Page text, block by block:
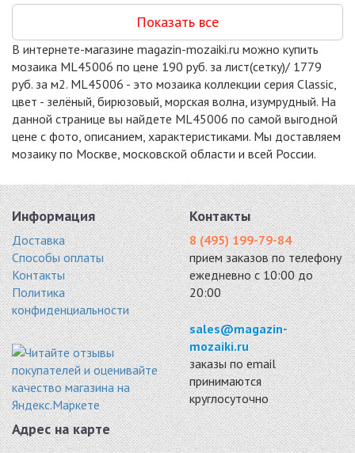
AKB109
1280 руб. / кв.м.
AKB112
стекло 327x327
1280 руб. / кв.м.
AKB113
1280 руб. / кв.м.
AKB114
1280 руб. / кв.м.
-20%
AKB115
1280 руб. / кв.м.
AKB116
1280 руб. / кв.м.
-20%
AKB117
стекло 327x327
1280 руб. / кв.м.
-20%
AKB118
стекло 327x327
1280 руб. / кв.м.
-18%
ML42002SP
стекло 327x327
1446 руб. / кв.м.
-18% -18% -15%
Показать все
В интернете-магазине magazin-mozaiki.ru можно купить
мозаика ML45006 по цене 190 руб. за лист(сетку)/ 1779
руб. за м2. ML45006 - это мозаика коллекции серия Classic,
цвет - зелёный, бирюзовый, морская волна, изумрудный. На
данной странице вы найдете ML45006 по самой выгодной
цене с фото, описанием, характеристиками. Мы доставляем
мозаику по Москве, московской области и всей России.
Информация
Доставка
Способы оплаты
Контакты
Политика
конфиденциальности
Контакты
8 (495) 199-79-84
прием заказов по телефону
ежедневно с 10:00 до
20:00
sales@magazin-
mozaiki.ru
заказы по email
принимаются
круглосуточно
Адрес на карте